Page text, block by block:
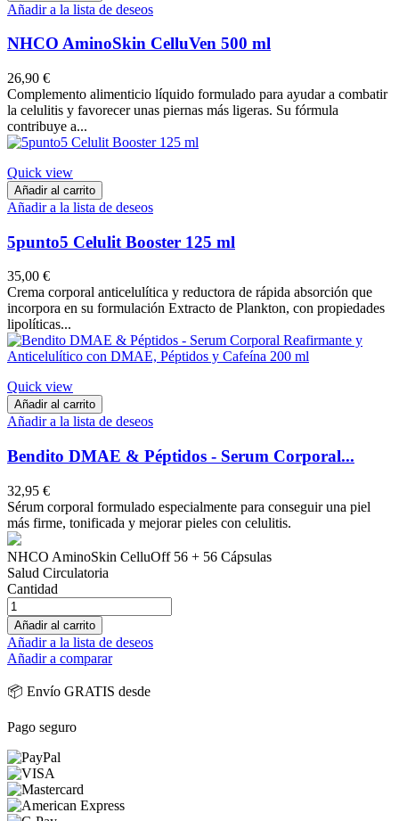
Añadir a la lista de deseos
NHCO AminoSkin CelluVen 500 ml
26,90 €
Complemento alimenticio líquido formulado para ayudar a combatir
la celulitis y favorecer unas piernas más ligeras. Su fórmula
contribuye a...
Quick view
Añadir al carrito
Añadir a la lista de deseos
5punto5 Celulit Booster 125 ml
35,00 €
Crema corporal anticelulítica y reductora de rápida absorción que
incorpora en su formulación Extracto de Plankton, con propiedades
lipolíticas...
Quick view
Añadir al carrito
Añadir a la lista de deseos
Bendito DMAE & Péptidos - Serum Corporal...
32,95 €
Sérum corporal formulado especialmente para conseguir una piel
más firme, tonificada y mejorar pieles con celulitis.
NHCO AminoSkin CelluOff 56 + 56 Cápsulas
Salud Circulatoria
Cantidad
Añadir al carrito
Añadir a la lista de deseos
Añadir a comparar
📦 Envío GRATIS desde
Pago seguro